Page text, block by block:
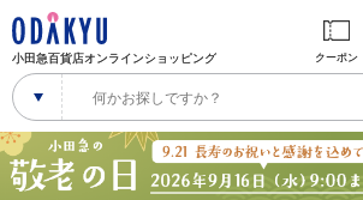
小田急百貨店オンラインショッピング クーポン